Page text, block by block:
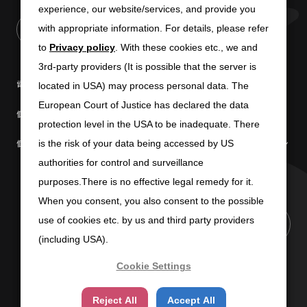
電子公告 免責条項
個人情報の取扱いについて
個人情報の共同利用について 商標使用に関するガイドライン
PAGE TOP
Copyright (C) 2025 SUN-WA TECHNOS CORPORATION
experience, our website/services, and provide you
with appropriate information. For details, please refer
to Privacy policy . With these cookies etc., we and
3rd-party providers (It is possible that the server is
located in USA) may process personal data. The
European Court of Justice has declared the data
protection level in the USA to be inadequate. There
is the risk of your data being accessed by US
authorities for control and surveillance
purposes.There is no effective legal remedy for it.
When you consent, you also consent to the possible
use of cookies etc. by us and third party providers
(including USA).
Cookie Settings
Reject All Accept All
experience, our website/services, and provide you
with appropriate information. For details, please refer
to Privacy policy . With these cookies etc., we and
3rd-party providers (It is possible that the server is
located in USA) may process personal data. The
European Court of Justice has declared the data
protection level in the USA to be inadequate. There
is the risk of your data being accessed by US
authorities for control and surveillance
purposes.There is no effective legal remedy for it.
When you consent, you also consent to the possible
use of cookies etc. by us and third party providers
(including USA).
Cookie Settings
Reject All Accept All